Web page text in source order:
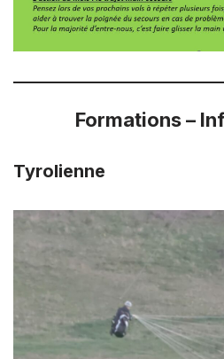
Formations –
Tyrolienne